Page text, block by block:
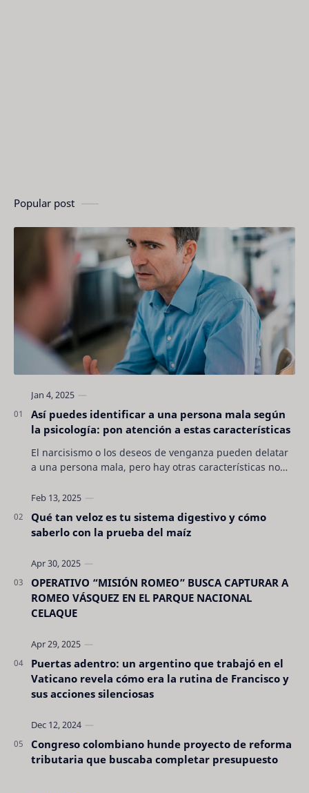
Popular post
Así puedes identificar a una persona mala según
la psicología: pon atención a estas características
El narcisismo o los deseos de venganza pueden delatar
a una persona mala, pero hay otras características no
Qué tan veloz es tu sistema digestivo y cómo
saberlo con la prueba del maíz
OPERATIVO “MISIÓN ROMEO” BUSCA CAPTURAR A
ROMEO VÁSQUEZ EN EL PARQUE NACIONAL
CELAQUE
Puertas adentro: un argentino que trabajó en el
Vaticano revela cómo era la rutina de Francisco y
sus acciones silenciosas
Congreso colombiano hunde proyecto de reforma
tributaria que buscaba completar presupuesto